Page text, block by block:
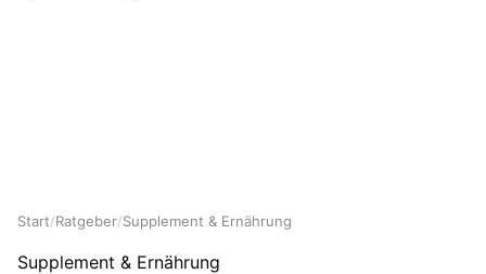
Start/Ratgeber/Supplement & Ernährung
Supplement & Ernährung